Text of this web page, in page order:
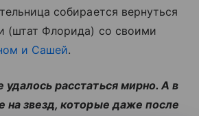
собирается вернуться
(штат Флорида) со своими
и Сашей.
расстаться мирно. А в
на звезд, которые даже после